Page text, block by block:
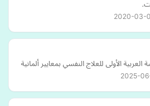
2020-03-
الأولى للعلاج النفسي بمعايير ألمانية
2025-